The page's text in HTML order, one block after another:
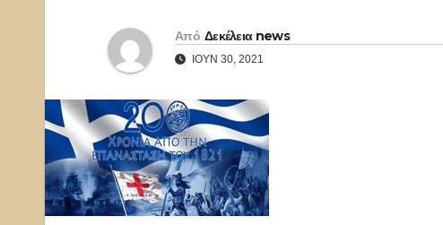
Από Δεκέλεια news
ΙΟΎΝ 30, 2021